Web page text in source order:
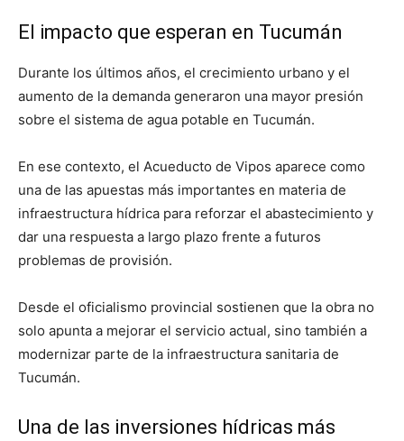
El impacto que esperan en Tucumán
Durante los últimos años, el crecimiento urbano y el
aumento de la demanda generaron una mayor presión
sobre el sistema de agua potable en Tucumán.
En ese contexto, el Acueducto de Vipos aparece como
una de las apuestas más importantes en materia de
infraestructura hídrica para reforzar el abastecimiento y
dar una respuesta a largo plazo frente a futuros
problemas de provisión.
Desde el oficialismo provincial sostienen que la obra no
solo apunta a mejorar el servicio actual, sino también a
modernizar parte de la infraestructura sanitaria de
Tucumán.
Una de las inversiones hídricas más